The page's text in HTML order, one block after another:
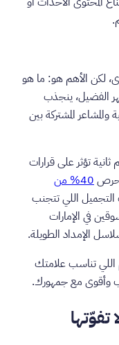
لكن الأهم هو: ما هو
الفضيل، ينجذب
المشتركة بين
تؤثر على قرارات
يحرص
40% من
التجميل اللي تتجنب
41% من المتسوقين في الإمارات
الإمداد الطويلة.
تناسب علامتك
وأقوى مع جمهورك.